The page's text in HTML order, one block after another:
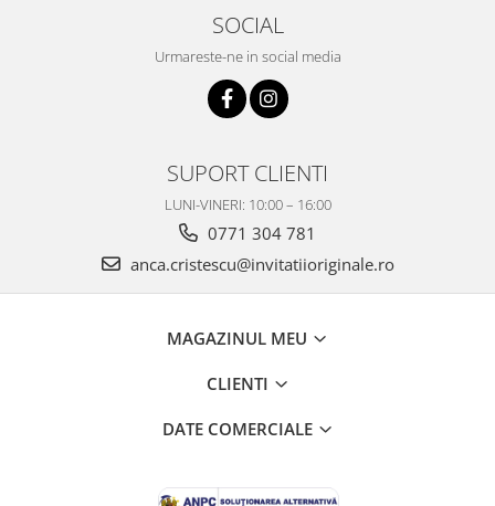
SOCIAL
Urmareste-ne in social media
SUPORT CLIENTI
LUNI-VINERI: 10:00 – 16:00
0771 304 781
anca.cristescu@invitatiioriginale.ro
MAGAZINUL MEU
CLIENTI
DATE COMERCIALE